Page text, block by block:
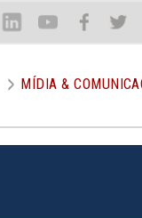
Lin You Face Twit
MÍDIA &